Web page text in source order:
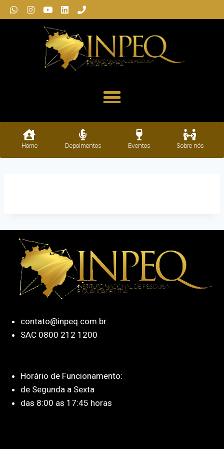
Home Depoimentos Eventos Sobre nós
contato@inpeq.com.br
SAC 0800 212 1200
Horário de Funcionamento:
de Segunda a Sexta
das 8:00 as 17:45 horas